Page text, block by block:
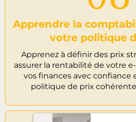
Apprendre la
votre politique
Apprenez à définir des prix
assurer la rentabilité de votre
vos finances avec confiance
politique de prix